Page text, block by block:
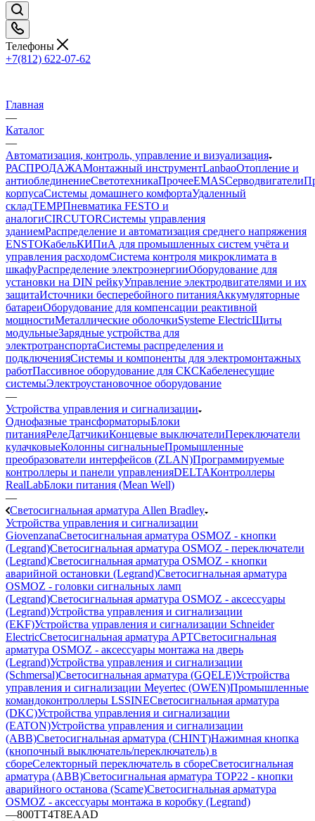
Телефоны
+7(812) 622-07-62
Главная
—
Каталог
—
Автоматизация, контроль, управление и визуализация
РАСПРОДАЖАМонтажный инструментLanbaoОтопление и
антиоблединениеСветотехникаПрочееEMASCерводвигатели
корпусаСистемы домашнего комфортаУдаленный
складTEMPПневматика FESTO и
аналогиCIRCUTORСистемы управления
зданиемРаспределение и автоматизация среднего напряжения
ENSTOКабельКИПиА для промышленных систем учёта и
управления расходомСистема контроля микроклимата в
шкафуРаспределение электроэнергииОборудование для
установки на DIN рейкуУправление электродвигателями и их
защитаИсточники бесперебойного питанияАккумуляторные
батареиОборудование для компенсации реактивной
мощностиМеталлические оболочкиSysteme ElectricЩиты
модульныеЗарядные устройства для
электротранспортаСистемы распределения и
подключенияСистемы и компоненты для электромонтажных
работПассивное оборудование для СКСКабеленесущие
системыЭлектроустановочное оборудование
—
Устройства управления и сигнализации
Однофазные трансформаторыБлоки
питанияРелеДатчикиКонцевые выключателиПереключатели
кулачковыеКолонны сигнальныеПромышленные
преобразователи интерфейсов (ZLAN)Программируемые
контроллеры и панели управленияDELTAКонтроллеры
RealLabБлоки питания (Mean Well)
—
Светосигнальная арматура Allen Bradley
Устройства управления и сигнализации
GiovenzanaСветосигнальная арматура OSMOZ - кнопки
(Legrand)Светосигнальная арматура OSMOZ - переключатели
(Legrand)Светосигнальная арматура OSMOZ - кнопки
аварийной остановки (Legrand)Светосигнальная арматура
OSMOZ - головки сигнальных ламп
(Legrand)Светосигнальная арматура OSMOZ - аксессуары
(Legrand)Устройства управления и сигнализации
(EKF)Устройства управления и сигнализации Schneider
ElectricСветосигнальная арматура APTСветосигнальная
арматура OSMOZ - аксессуары монтажа на дверь
(Legrand)Устройства управления и сигнализации
(Schmersal)Светосигнальная арматура (GQELE)Устройства
управления и сигнализации Meyertec (OWEN)Промышленные
командоконтроллеры LSSINEСветосигнальная арматура
(DKC)Устройства управления и сигнализации
(EATON)Устройства управления и сигнализации
(ABB)Светосигнальная арматура (CHINT)Нажимная кнопка
(кнопочный выключатель/переключатель) в
сбореСелекторный переключатель в сбореСветосигнальная
арматура (ABB)Светосигнальная арматура TOP22 - кнопки
аварийного останова (Scame)Светосигнальная арматура
OSMOZ - аксессуары монтажа в коробку (Legrand)
—800TT4T8EAAD